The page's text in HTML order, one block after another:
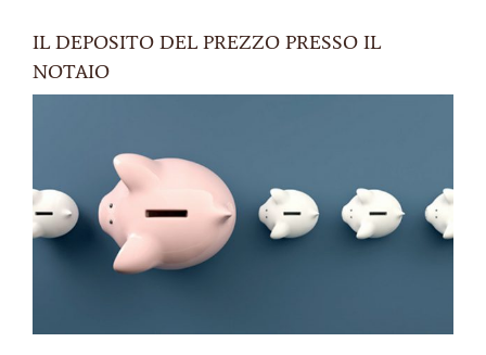
IL DEPOSITO DEL PREZZO PRESSO IL
NOTAIO